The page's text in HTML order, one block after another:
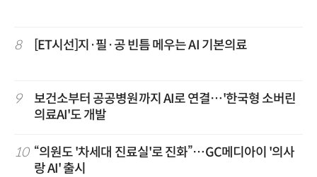
8 [ET시선]지·필·공 빈틈 메우는 AI 기본의료
9
보건소부터 공공병원까지 AI로 연결…'한국형 소버린
의료AI'도 개발
10 “의원도 '차세대 진료실'로 진화”…GC메디아이 '의사
랑 AI' 출시